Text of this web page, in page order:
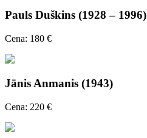
Pauls Duškins (1928 – 1996)
Cena: 180 €
Jānis Anmanis (1943)
Cena: 220 €